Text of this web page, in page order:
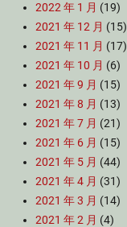
2022 年 1 月 (19)
2021 年 12 月 (15)
2021 年 11 月 (17)
2021 年 10 月 (6)
2021 年 9 月 (15)
2021 年 8 月 (13)
2021 年 7 月 (21)
2021 年 6 月 (15)
2021 年 5 月 (44)
2021 年 4 月 (31)
2021 年 3 月 (14)
2021 年 2 月 (4)